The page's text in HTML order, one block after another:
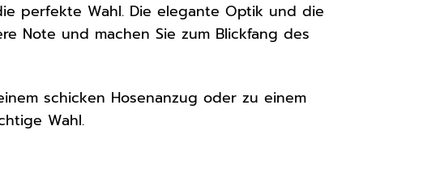
perfekte Wahl. Die elegante Optik und die
Note und machen Sie zum Blickfang des
schicken Hosenanzug oder zu einem
Wahl.